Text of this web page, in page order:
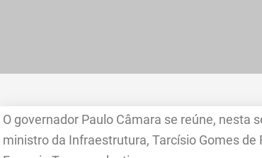
O governador Paulo Câmara se reúne, nesta
ministro da Infraestrutura, Tarcísio Gomes